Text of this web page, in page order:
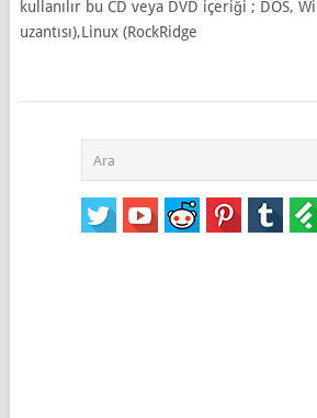
kullanılır bu CD veya DVD içeriği ; DOS,
uzantısı),Linux (RockRidge